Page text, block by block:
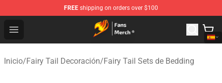
FREE shipping on orders over $100
Open menu
Fairy Tail Store - Official Fairy Tail Merchandise Shop
Inicio/Fairy Tail Decoración/Fairy Tail Sets de Bedding